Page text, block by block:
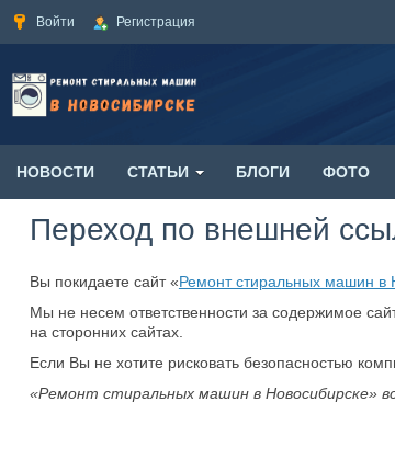
Войти Регистрация
НОВОСТИ СТАТЬИ БЛОГИ ФОТО
Переход по внешней
Вы покидаете сайт «Ремонт стиральных машин в
Мы не несем ответственности за содержимое
на сторонних сайтах.
Если Вы не хотите рисковать безопасностью
«Ремонт стиральных машин в Новосибирске»